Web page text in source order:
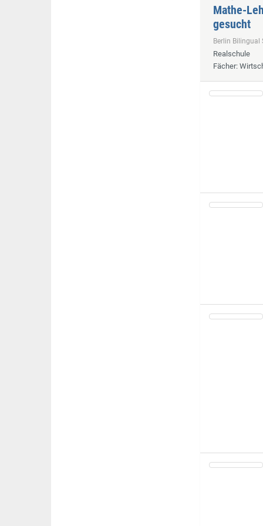
Mathe-
gesucht
Berlin Bilingual
Realschule
Fächer: